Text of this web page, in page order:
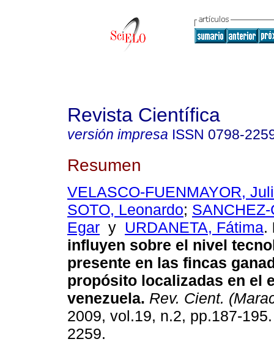
Revista Científica
versión impresa ISSN 0798-
Resumen
VELASCO-FUENMAYOR,
SOTO, Leonardo;
Egar y URDANETA, Fátima.
influyen sobre el nivel
presente en las fincas
propósito localizadas en el
venezuela. Rev. Cient.
2009, vol.19, n.2, pp.187-
2259.